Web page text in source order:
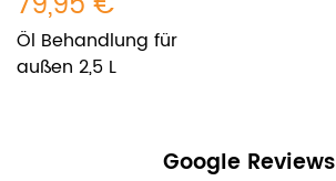
Öl Behandlung für
außen 2,5 L
Google Reviews